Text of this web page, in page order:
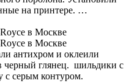
на принтере. …
в Москве
в Москве
антихром и оклеили
черный глянец. шильдики с
с серым контуром.